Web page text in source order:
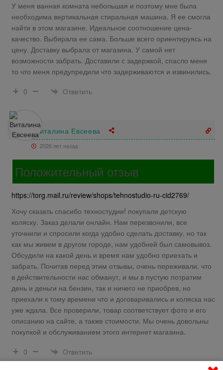
У меня ванная комната небольшая и поэтому мне была
необходима вертикальная стиральная машина. Я ее смогла
найти в этом магазине. Идеальное соотношение цена-
качество. Выбирала ее сама. Больше всего ориентируясь на
цену. Доставку выбрала от магазина. У самой нет
возможности забрать. Доставили с задержкой, спасло меня
то что меня предупредили что задерживаются и извинились.
0
Ответить
Виталина Евсеева
2026 лет назад
Положительный отзыв
https://torg.mail.ru/review/shops/tehnostudio-ru-cid2769/
Хочу сказать спасибо техностудии! покупали детскую
коляску. Заказ делали онлайн. Нам перезвонили, все
уточнили и спросили когда удобно сделать доставку, но так
как мы живем в другом городе, нам удобней был самовывоз.
Обсудили на какой день и время нам удобно приехать и
забрать. Почитав перед этим отзывы, очень переживали, что
в действительности нас обманут, и мы в пустую потратим
день и деньги на бензин, так и ничего не приобрев, но
приехали к тому времени что и договаривались и коляска нас
уже ждала. Все проверили, товар соответствует фото и его
описанию на сайте, а также стоимости. Мы очень довольны
покупкой и обслуживанием этого интернет магазина.
0
Ответить